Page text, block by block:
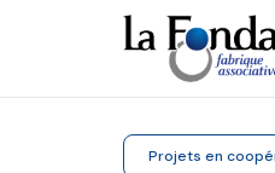
principal
Projets en